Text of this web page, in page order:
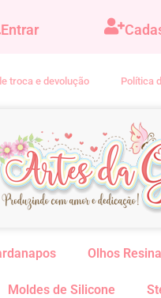
Entrar
troca e devolução Política
Olhos
Moldes de Silicone